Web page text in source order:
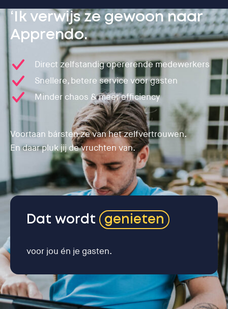
‘Ik verwijs ze gewoon naar
Apprendo.
Direct zelfstandig opererende medewerkers
Snellere, betere service voor gasten
Minder chaos & meer efficiency
Voortaan bársten ze van het zelfvertrouwen.
En daar pluk jij de vruchten van.
Dat wordt genieten
voor jou én je gasten.